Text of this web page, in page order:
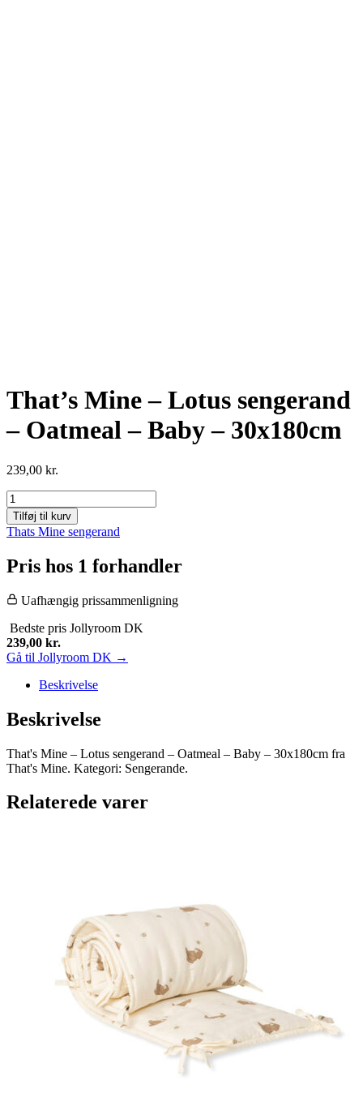
That’s Mine – Lotus sengerand
– Oatmeal – Baby – 30x180cm
239,00 kr.
That's
Mine
-
Lotus
-
-
30x180cm
antal
Tilføj til kurv
Thats Mine sengerand
Pris hos 1 forhandler
Uafhængig prissammenligning
Bedste pris Jollyroom DK
239,00 kr.
Gå til Jollyroom DK →
Beskrivelse
Beskrivelse
That's Mine – Lotus sengerand – Oatmeal – Baby – 30x180cm fra
That's Mine. Kategori: Sengerande.
Relaterede varer